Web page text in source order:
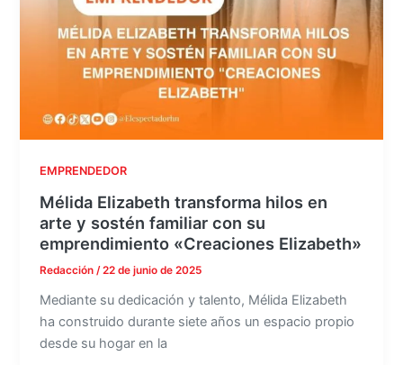
EMPRENDEDOR
Mélida Elizabeth transforma hilos en
arte y sostén familiar con su
emprendimiento «Creaciones Elizabeth»
Redacción/22 de junio de 2025
Mediante su dedicación y talento, Mélida Elizabeth
ha construido durante siete años un espacio propio
desde su hogar en la